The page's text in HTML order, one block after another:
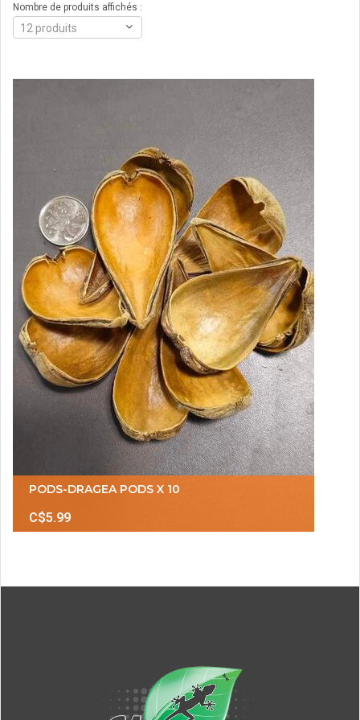
Nombre de produits affichés :
12 produits
PODS-DRAGEA PODS X 10
C$5.99